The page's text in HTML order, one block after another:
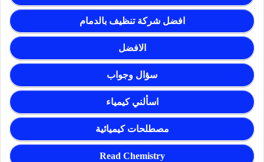
افضل شركة تنظيف بالدمام
الافضل
سؤال وجواب
اسألني كيمياء
مصطلحات كيميائية
Read Chemistry